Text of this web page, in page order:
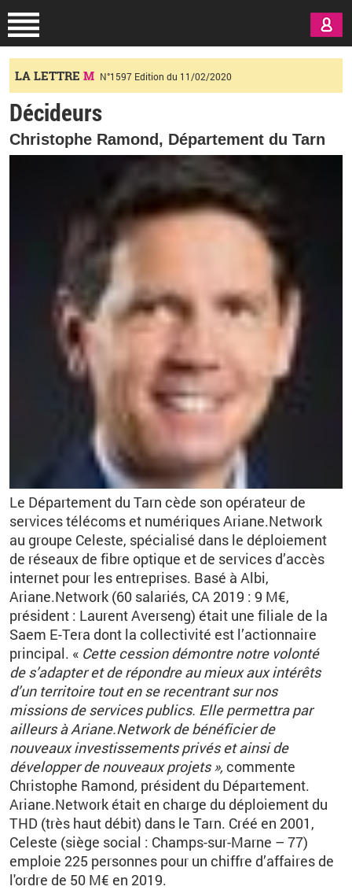
LA LETTRE M N°1597 Edition du 11/02/2020
Décideurs
Christophe Ramond, Département du Tarn
Le Département du Tarn cède son opérateur de
services télécoms et numériques Ariane.Network
au groupe Celeste, spécialisé dans le déploiement
de réseaux de fibre optique et de services d’accès
internet pour les entreprises. Basé à Albi,
Ariane.Network (60 salariés, CA 2019 : 9 M€,
président : Laurent Averseng) était une filiale de la
Saem E-Tera dont la collectivité est l’actionnaire
principal. « Cette cession démontre notre volonté
de s’adapter et de répondre au mieux aux intérêts
d’un territoire tout en se recentrant sur nos
missions de services publics. Elle permettra par
ailleurs à Ariane.Network de bénéficier de
nouveaux investissements privés et ainsi de
développer de nouveaux projets »,commente
Christophe Ramond, président du Département.
Ariane.Network était en charge du déploiement du
THD (très haut débit) dans le Tarn. Créé en 2001,
Celeste (siège social : Champs-sur-Marne – 77)
emploie 225 personnes pour un chiffre d’affaires de
l'ordre de 50 M€ en 2019.